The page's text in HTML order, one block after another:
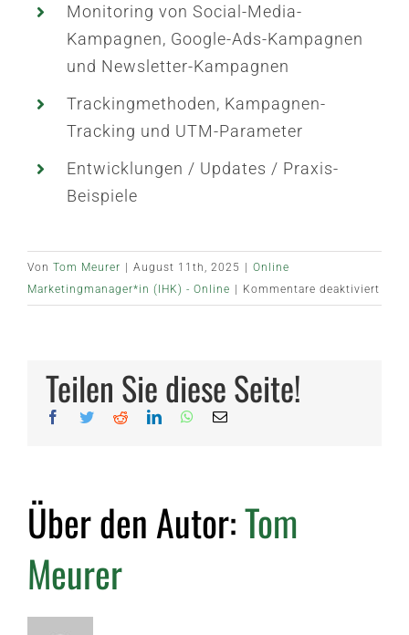
Monitoring von Social-Media-
Kampagnen, Google-Ads-Kampagnen
und Newsletter-Kampagnen
Trackingmethoden, Kampagnen-
Tracking und UTM-Parameter
Entwicklungen / Updates / Praxis-
Beispiele
Von Tom Meurer August 11th, 2025
Online
Marketingmanager*in (IHK) - Online
Kommentare deaktiviert
Teilen Sie diese Seite!
Facebook
TwitterReddit LinkedInWhatsApp
Über den Autor:Tom
Meurer